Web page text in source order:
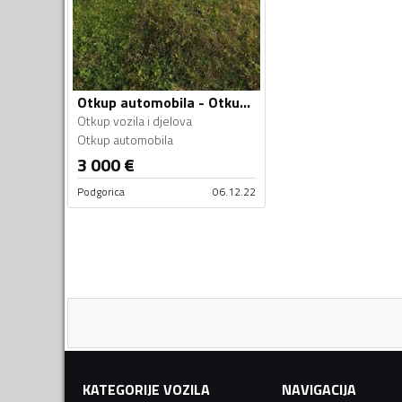
Otkup automobila - Otkup vozila i djelova
Otkup vozila i djelova
Otkup automobila
3 000€
Podgorica 06.12.22
KATEGORIJE VOZILA
NAVIGACIJA